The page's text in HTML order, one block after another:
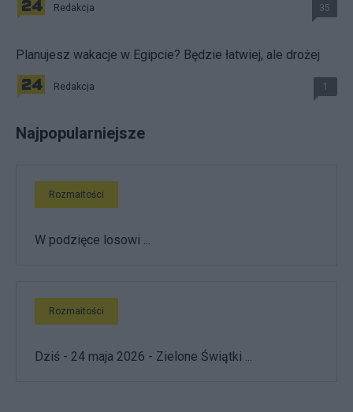
Redakcja 35
Planujesz wakacje w Egipcie? Będzie łatwiej, ale drożej
Redakcja 1
Najpopularniejsze
Rozmaitości
W podzięce losowi ...
Rozmaitości
Dziś - 24 maja 2026 - Zielone Świątki ...